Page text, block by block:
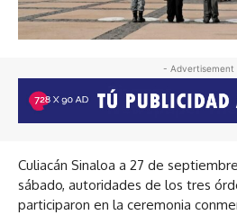
- Advertisement
Culiacán Sinaloa a 27 de
sábado, autoridades de los tres
participaron en la ceremonia